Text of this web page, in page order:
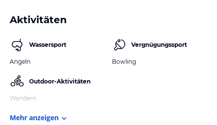
Aktivitäten
Wassersport
Angeln
Outdoor-Aktivitäten
Wandern
Vergnügungssport
Bowling
Mehr anzeigen